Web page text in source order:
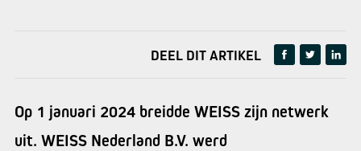
DEEL DIT ARTIKEL
Op 1 januari 2024 breidde WEISS zijn netwerk
uit. WEISS Nederland B.V. werd